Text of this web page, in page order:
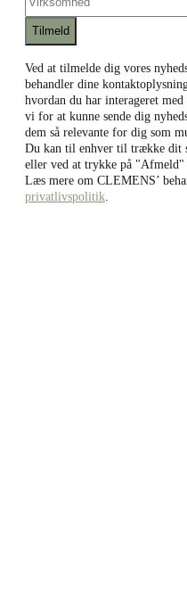
Ved at tilmelde dig vores
behandler dine
hvordan du har interageret
vi for at kunne sende dig
dem så relevante for dig som
Du kan til enhver til trække dit
eller ved at trykke på "Afmeld"
Læs mere om CLEMENS’
privatlivspolitik